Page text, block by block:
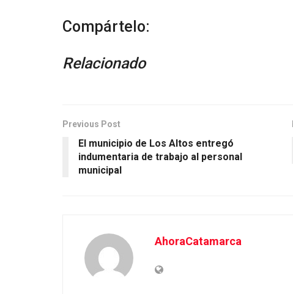
Compártelo:
Relacionado
Previous Post
El municipio de Los Altos entregó
indumentaria de trabajo al personal
municipal
AhoraCatamarca